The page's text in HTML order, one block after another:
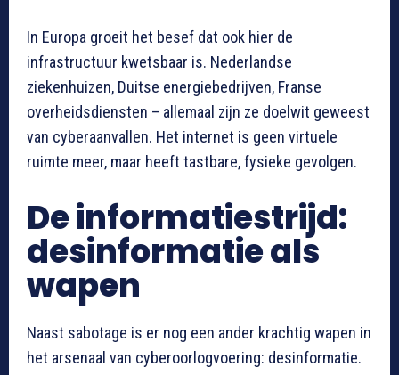
In Europa groeit het besef dat ook hier de
infrastructuur kwetsbaar is. Nederlandse
ziekenhuizen, Duitse energiebedrijven, Franse
overheidsdiensten – allemaal zijn ze doelwit geweest
van cyberaanvallen. Het internet is geen virtuele
ruimte meer, maar heeft tastbare, fysieke gevolgen.
De informatiestrijd:
desinformatie als
wapen
Naast sabotage is er nog een ander krachtig wapen in
het arsenaal van cyberoorlogvoering: desinformatie.